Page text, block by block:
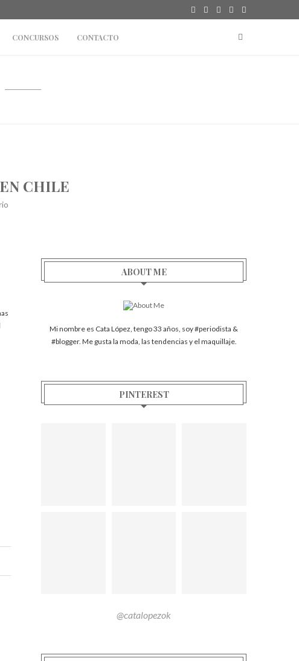
CONCURSOS CONTACTO
CHILE
ABOUT ME
Mi nombre es Cata López, tengo 33 años, soy #periodista &
#blogger. Me gusta la moda, las tendencias y el maquillaje.
PINTEREST
@catalopezok